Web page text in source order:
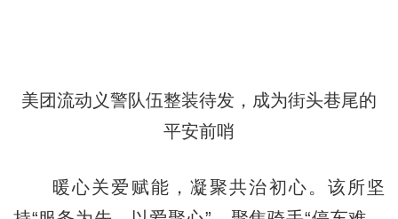
美团流动义警队伍整装待发，成为街头巷尾的
平安前哨
暖心关爱赋能，凝聚共治初心。该所坚